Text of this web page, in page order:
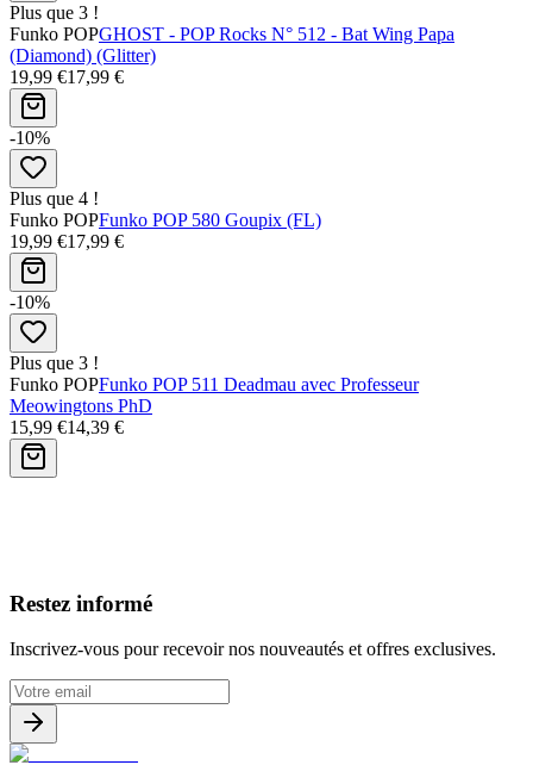
Plus que 3 !
Funko POPGHOST - POP Rocks N° 512 - Bat Wing Papa
(Diamond) (Glitter)
19,99 €17,99 €
-10%
Plus que 4 !
Funko POPFunko POP 580 Goupix (FL)
19,99 €17,99 €
-10%
Plus que 3 !
Funko POPFunko POP 511 Deadmau avec Professeur
Meowingtons PhD
15,99 €14,39 €
Restez informé
Inscrivez-vous pour recevoir nos nouveautés et offres exclusives.